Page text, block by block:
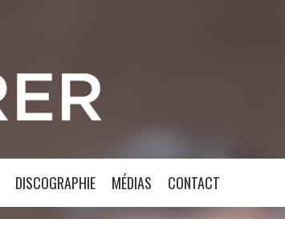
DISCOGRAPHIE MÉDIAS CONTACT